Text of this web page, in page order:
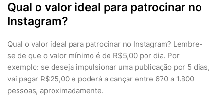
Qual o valor ideal para patrocinar no
Instagram?
Qual o valor ideal para patrocinar no Instagram? Lembre-
se de que o valor mínimo é de R$5,00 por dia. Por
exemplo: se deseja impulsionar uma publicação por 5 dias,
vai pagar R$25,00 e poderá alcançar entre 670 a 1.800
pessoas, aproximadamente.